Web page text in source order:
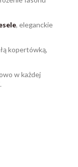
, eleganckie
kopertówką,
w każdej